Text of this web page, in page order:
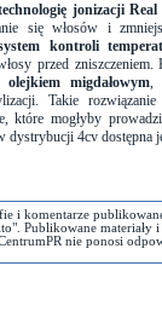
jonizacji
się włosów i
kontroli
przed
migdałowym,
Takie
które mogłyby
dystrybucji 4cv dostępna
i komentarze
Publikowane materiały
nie ponosi